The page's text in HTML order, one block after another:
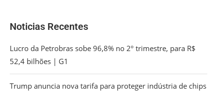
Noticias Recentes
Lucro da Petrobras sobe 96,8% no 2º trimestre, para R$
52,4 bilhões | G1
Trump anuncia nova tarifa para proteger indústria de chips